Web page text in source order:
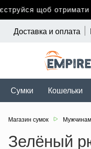
щоб отримати
Доставка и оплата
Сумки Кошельки
Магазин сумок Мужчинам
Зелёный